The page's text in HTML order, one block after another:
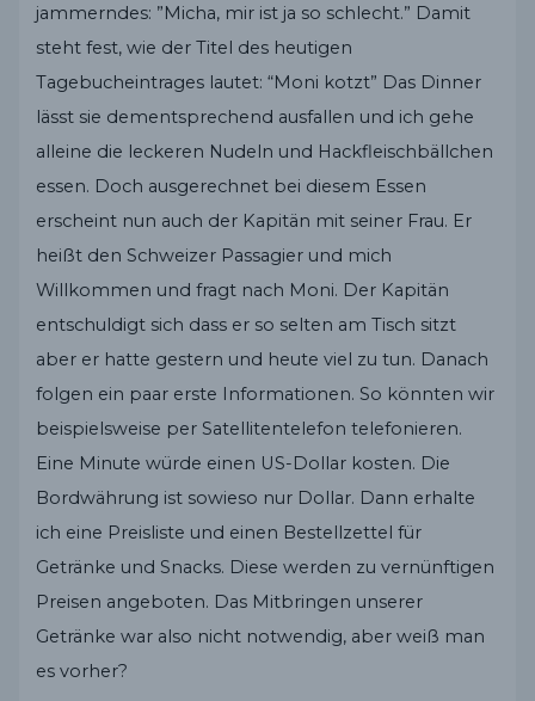
jammerndes: ”Micha, mir ist ja so schlecht.” Damit
steht fest, wie der Titel des heutigen
Tagebucheintrages lautet: “Moni kotzt” Das Dinner
lässt sie dementsprechend ausfallen und ich gehe
alleine die leckeren Nudeln und Hackfleischbällchen
essen. Doch ausgerechnet bei diesem Essen
erscheint nun auch der Kapitän mit seiner Frau. Er
heißt den Schweizer Passagier und mich
Willkommen und fragt nach Moni. Der Kapitän
entschuldigt sich dass er so selten am Tisch sitzt
aber er hatte gestern und heute viel zu tun. Danach
folgen ein paar erste Informationen. So könnten wir
beispielsweise per Satellitentelefon telefonieren.
Eine Minute würde einen US-Dollar kosten. Die
Bordwährung ist sowieso nur Dollar. Dann erhalte
ich eine Preisliste und einen Bestellzettel für
Getränke und Snacks. Diese werden zu vernünftigen
Preisen angeboten. Das Mitbringen unserer
Getränke war also nicht notwendig, aber weiß man
es vorher?